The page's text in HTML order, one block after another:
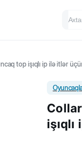
top işıqlı ip ilə itlər